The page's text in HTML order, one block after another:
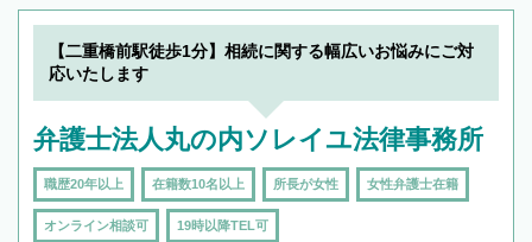
【二重橋前駅徒歩1分】相続に関する幅広いお悩みにご対
応いたします
弁護士法人丸の内ソレイユ法律事務所
職歴20年以上 在籍数10名以上 所長が女性 女性弁護士在籍
オンライン相談可 19時以降TEL可